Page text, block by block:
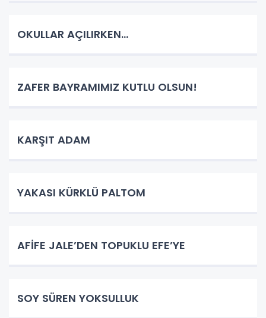
OKULLAR AÇILIRKEN…
ZAFER BAYRAMIMIZ KUTLU OLSUN!
KARŞIT ADAM
YAKASI KÜRKLÜ PALTOM
AFİFE JALE’DEN TOPUKLU EFE’YE
SOY SÜREN YOKSULLUK